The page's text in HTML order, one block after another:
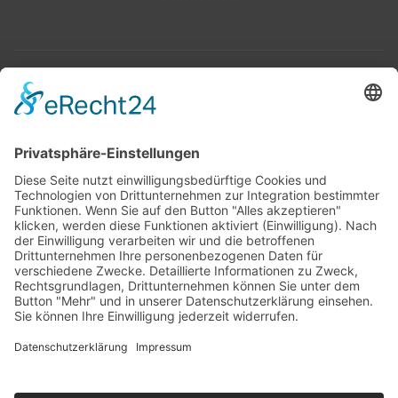
Jahrescharts
Top 100
Hot 50
Top Neueinsteiger
Highscores